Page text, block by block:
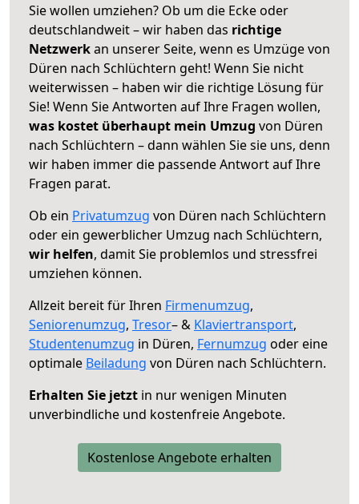
Sie wollen umziehen? Ob um die Ecke oder
deutschlandweit – wir haben das richtige
Netzwerkan unserer Seite, wenn es Umzüge von
Düren nach Schlüchtern geht! Wenn Sie nicht
weiterwissen – haben wir die richtige Lösung für
Sie! Wenn Sie Antworten auf Ihre Fragen wollen,
was kostet überhaupt mein Umzug von Düren
nach Schlüchtern – dann wählen Sie sie uns, denn
wir haben immer die passende Antwort auf Ihre
Fragen parat.
Ob ein Privatumzug von Düren nach Schlüchtern
oder ein gewerblicher Umzug nach Schlüchtern,
wir helfen, damit Sie problemlos und stressfrei
umziehen können.
Allzeit bereit für Ihren Firmenumzug,
Seniorenumzug, Tresor– & Klaviertransport,
Studentenumzug in Düren, Fernumzug oder eine
optimale Beiladung von Düren nach Schlüchtern.
Erhalten Sie jetzt in nur wenigen Minuten
unverbindliche und kostenfreie Angebote.
Kostenlose Angebote erhalten